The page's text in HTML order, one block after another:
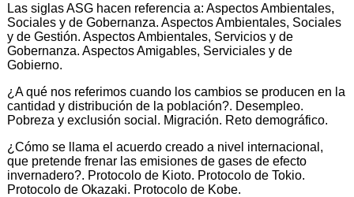
Las siglas ASG hacen referencia a: Aspectos Ambientales,
Sociales y de Gobernanza. Aspectos Ambientales, Sociales
y de Gestión. Aspectos Ambientales, Servicios y de
Gobernanza. Aspectos Amigables, Serviciales y de
Gobierno.
¿A qué nos referimos cuando los cambios se producen en la
cantidad y distribución de la población?. Desempleo.
Pobreza y exclusión social. Migración. Reto demográfico.
¿Cómo se llama el acuerdo creado a nivel internacional,
que pretende frenar las emisiones de gases de efecto
invernadero?. Protocolo de Kioto. Protocolo de Tokio.
Protocolo de Okazaki. Protocolo de Kobe.